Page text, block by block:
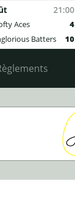
21:00
Aces
4
Batters
10